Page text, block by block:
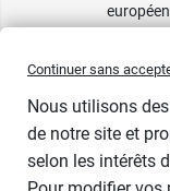
Continuer sans
Nous utilisons
de notre site et
selon les intérêts